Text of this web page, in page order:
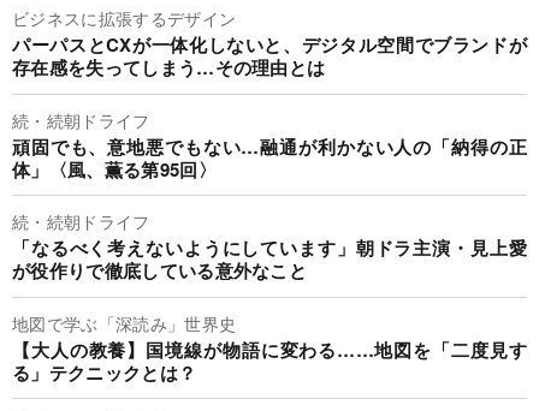
ビジネスに拡張するデザイン
パーパスとCXが一体化しないと、デジタル空間でブランドが
存在感を失ってしまう…その理由とは
続・続朝ドライフ
頑固でも、意地悪でもない…融通が利かない人の「納得の正
体」〈風、薫る第95回〉
続・続朝ドライフ
「なるべく考えないようにしています」朝ドラ主演・見上愛
が役作りで徹底している意外なこと
地図で学ぶ「深読み」世界史
【大人の教養】国境線が物語に変わる……地図を「二度見す
る」テクニックとは？